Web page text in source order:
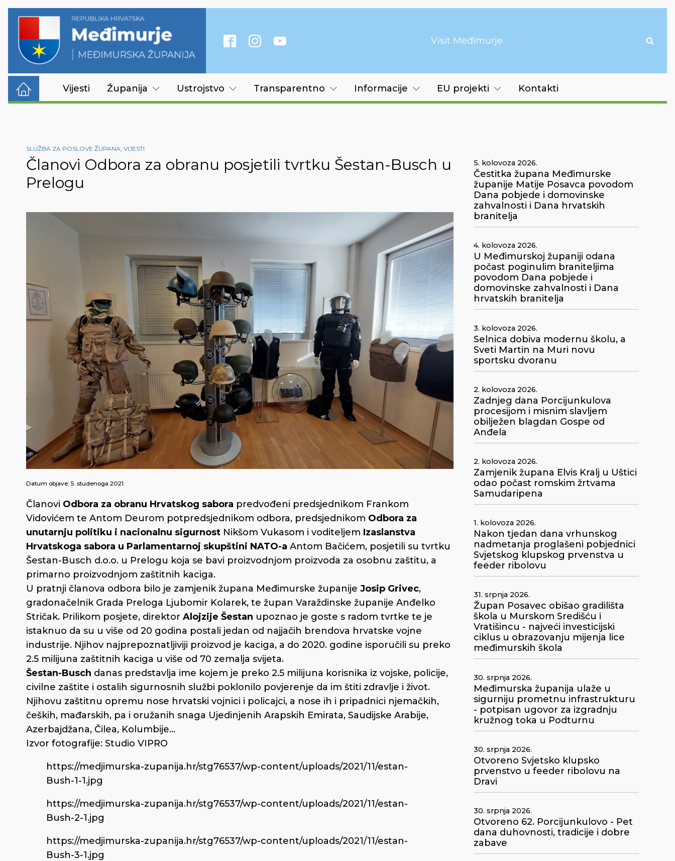
Visit Međimurje
Vijesti Županija Ustrojstvo Transparentno Informacije EU projekti Kontakti
SLUŽBA ZA POSLOVE ŽUPANA, VIJESTI
Članovi Odbora za obranu posjetili tvrtku Šestan-Busch u
Prelogu
Datum objave: 5. studenoga 2021.
Članovi Odbora za obranu Hrvatskog sabora predvođeni predsjednikom Frankom
Vidovićem te Antom Deurom potpredsjednikom odbora, predsjednikom Odbora za
unutarnju politiku i nacionalnu sigurnost Nikšom Vukasom i voditeljem Izaslanstva
Hrvatskoga sabora u Parlamentarnoj skupštini NATO-a Antom Bačićem, posjetili su tvrtku
Šestan-Busch d.o.o. u Prelogu koja se bavi proizvodnjom proizvoda za osobnu zaštitu, a
primarno proizvodnjom zaštitnih kaciga.
U pratnji članova odbora bilo je zamjenik župana Međimurske županije Josip Grivec,
gradonačelnik Grada Preloga Ljubomir Kolarek, te župan Varaždinske županije Anđelko
Stričak. Prilikom posjete, direktor Alojzije Šestan upoznao je goste s radom tvrtke te je
istaknuo da su u više od 20 godina postali jedan od najjačih brendova hrvatske vojne
industrije. Njihov najprepoznatljiviji proizvod je kaciga, a do 2020. godine isporučili su preko
2.5 milijuna zaštitnih kaciga u više od 70 zemalja svijeta.
Šestan-Busch danas predstavlja ime kojem je preko 2.5 milijuna korisnika iz vojske, policije,
civilne zaštite i ostalih sigurnosnih službi poklonilo povjerenje da im štiti zdravlje i život.
Njihovu zaštitnu opremu nose hrvatski vojnici i policajci, a nose ih i pripadnici njemačkih,
čeških, mađarskih, pa i oružanih snaga Ujedinjenih Arapskih Emirata, Saudijske Arabije,
Azerbajdžana, Čilea, Kolumbije...
Izvor fotografije: Studio VIPRO
https://medjimurska-zupanija.hr/stg76537/wp-content/uploads/2021/11/estan-
Bush-1-1.jpg
https://medjimurska-zupanija.hr/stg76537/wp-content/uploads/2021/11/estan-
Bush-2-1.jpg
https://medjimurska-zupanija.hr/stg76537/wp-content/uploads/2021/11/estan-
Bush-3-1.jpg
5. kolovoza 2026.
Čestitka župana Međimurske
županije Matije Posavca povodom
Dana pobjede i domovinske
zahvalnosti i Dana hrvatskih
branitelja
4. kolovoza 2026.
U Međimurskoj županiji odana
počast poginulim braniteljima
povodom Dana pobjede i
domovinske zahvalnosti i Dana
hrvatskih branitelja
3. kolovoza 2026.
Selnica dobiva modernu školu, a
Sveti Martin na Muri novu
sportsku dvoranu
2. kolovoza 2026.
Zadnjeg dana Porcijunkulova
procesijom i misnim slavljem
obilježen blagdan Gospe od
Anđela
2. kolovoza 2026.
Zamjenik župana Elvis Kralj u Uštici
odao počast romskim žrtvama
Samudaripena
1. kolovoza 2026.
Nakon tjedan dana vrhunskog
nadmetanja proglašeni pobjednici
Svjetskog klupskog prvenstva u
feeder ribolovu
31. srpnja 2026.
Župan Posavec obišao gradilišta
škola u Murskom Središću i
Vratišincu - najveći investicijski
ciklus u obrazovanju mijenja lice
međimurskih škola
30. srpnja 2026.
Međimurska županija ulaže u
sigurniju prometnu infrastrukturu
- potpisan ugovor za izgradnju
kružnog toka u Podturnu
30. srpnja 2026.
Otvoreno Svjetsko klupsko
prvenstvo u feeder ribolovu na
Dravi
30. srpnja 2026.
Otvoreno 62. Porcijunkulovo - Pet
dana duhovnosti, tradicije i dobre
zabave